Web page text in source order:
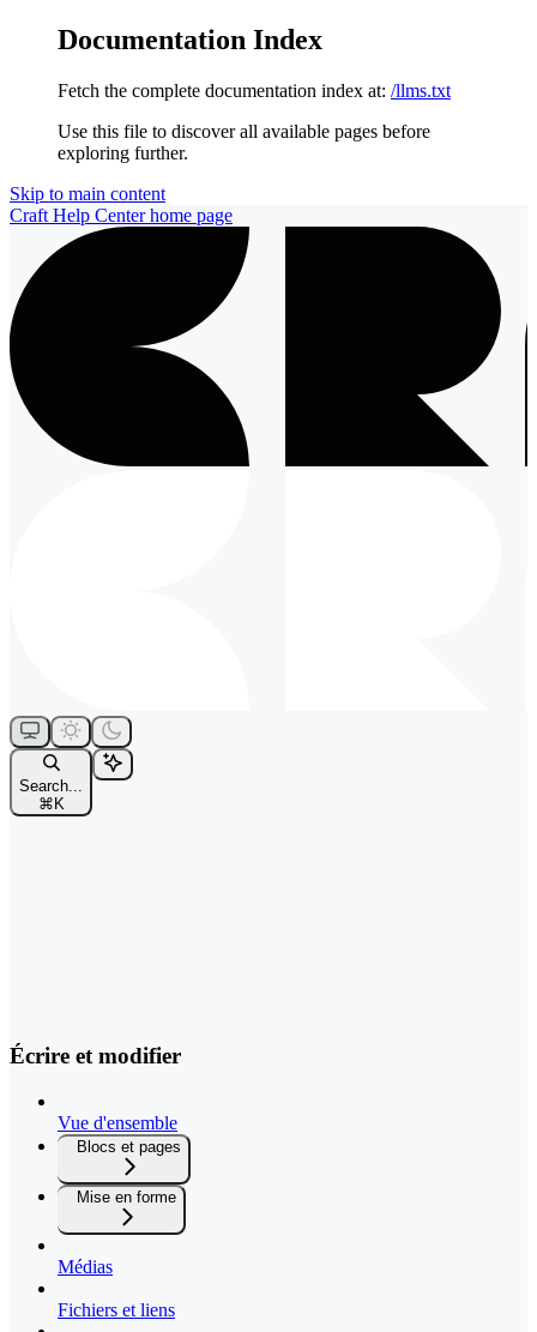
Documentation Index
Fetch the complete documentation index at: /llms.txt
Use this file to discover all available pages before
exploring further.
Skip to main content
Craft Help Centerhome page
Search...
⌘ K
Écrire et modifier
Vue d'ensemble
Blocs et pages
Mise en forme
Médias
Fichiers et liens